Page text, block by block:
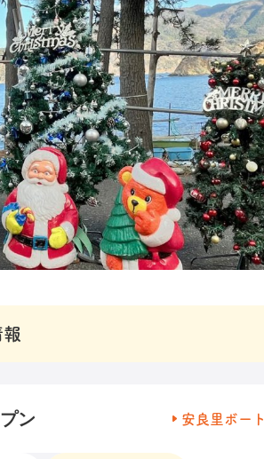
ン 安良里ボート